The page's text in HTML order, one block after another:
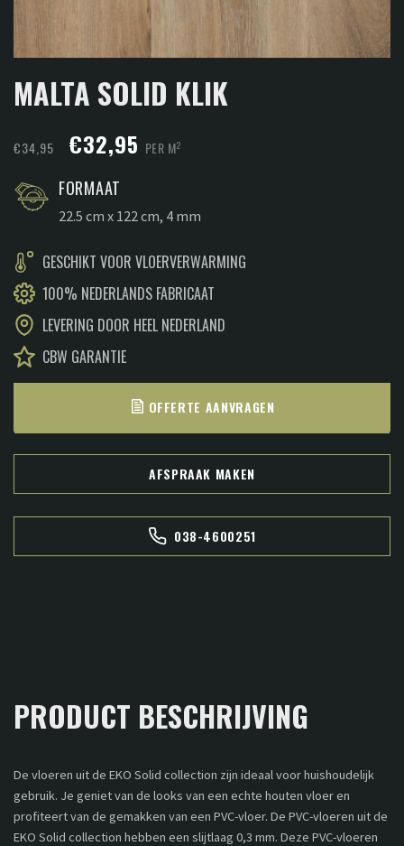
MALTA SOLID KLIK
€34,95
Oorspronkelijke
prijs
was:
€32,95 Huidige
is:
PER M2
FORMAAT
22.5 cm x 122 cm, 4 mm
GESCHIKT VOOR VLOERVERWARMING
100% NEDERLANDS FABRICAAT
LEVERING DOOR HEEL NEDERLAND
CBW GARANTIE
OFFERTE AANVRAGEN
AFSPRAAK MAKEN
038-4600251
PRODUCT BESCHRIJVING
De vloeren uit de EKO Solid collection zijn ideaal voor huishoudelijk
gebruik. Je geniet van de looks van een echte houten vloer en
profiteert van de gemakken van een PVC-vloer. De PVC-vloeren uit de
EKO Solid collection hebben een slijtlaag 0,3 mm. Deze PVC-vloeren